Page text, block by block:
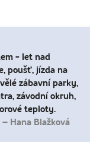
- let nad
poušť, jízda na
zábavní parky,
závodní okruh,
teploty.
– Hana Blažková